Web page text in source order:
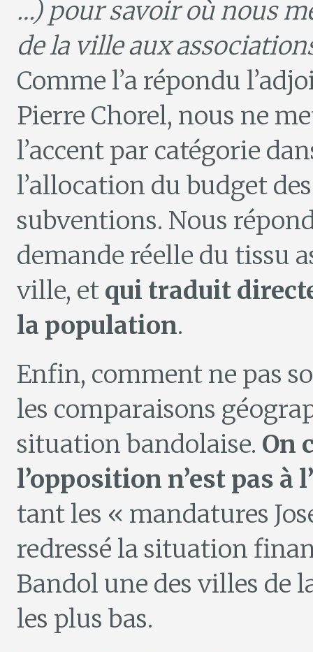
…) pour savoir où nous
de la ville aux
Comme l’a répondu
Pierre Chorel, nous ne
l’accent par catégorie
l’allocation du budget des
subventions. Nous
demande réelle du tissu
ville, et qui traduit
la population.
Enfin, comment ne pas
les comparaisons
situation bandolaise. On
l’opposition n’est pas à
tant les « mandatures
redressé la situation
Bandol une des villes de
les plus bas.